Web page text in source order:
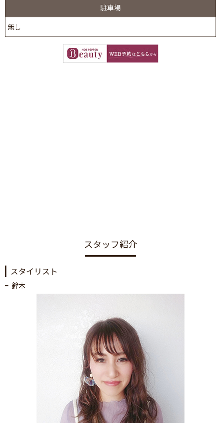
駐車場
無し
スタッフ紹介
スタイリスト
鈴木